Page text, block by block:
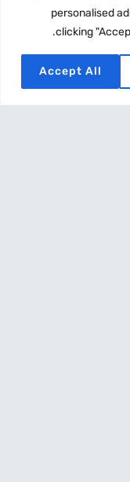
personalised
clicking
Accept All